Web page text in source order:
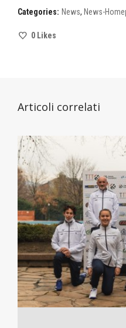
Categories: News, News-
0 Likes
Articoli correlati